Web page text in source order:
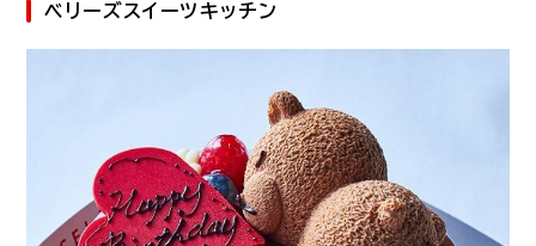
ベリーズスイーツキッチン